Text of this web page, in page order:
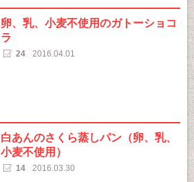
卵、乳、小麦不使用のガトーショコ
ラ
24 2016.04.01
白あんのさくら蒸しパン（卵、乳、
小麦不使用）
14 2016.03.30